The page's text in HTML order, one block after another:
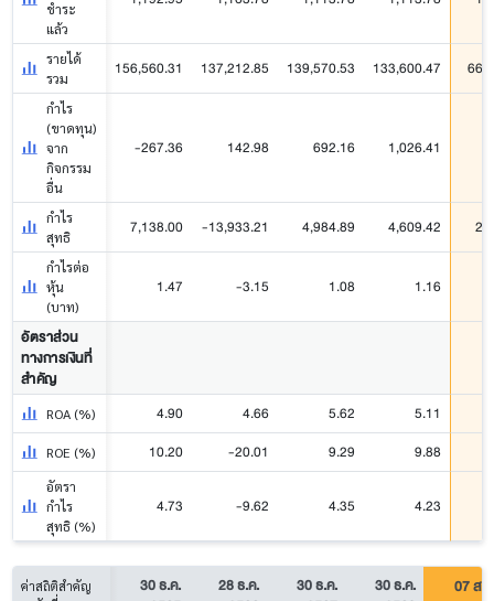
ชำระ
แล้ว
รายได้
รวม
156,560.31 137,212.85 139,570.53 133,600.47
กำไร
(ขาดทุน)
จาก
กิจกรรม
อื่น
-267.36 142.98 692.16 1,026.41
กำไร
สุทธิ
7,138.00 -13,933.21 4,984.89 4,609.42
กำไรต่อ
หุ้น
(บาท)
1.47 -3.15 1.08 1.16
อัตราส่วน
ทางการเงินที่
สำคัญ
ROA (%) 4.90 4.66 5.62 5.11
ROE (%) 10.20 -20.01 9.29 9.88
อัตรา
กำไร
สุทธิ (%)
4.73 -9.62 4.35 4.23
ค่าสถิติสำคัญ
30 ธ.ค.
28 ธ.ค.
30 ธ.ค.
30 ธ.ค.
07 ส.ค.